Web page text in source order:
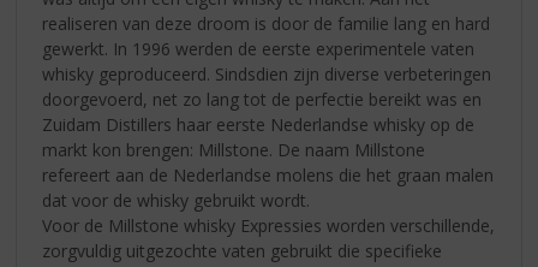
realiseren van deze droom is door de familie lang en hard
gewerkt. In 1996 werden de eerste experimentele vaten
whisky geproduceerd. Sindsdien zijn diverse verbeteringen
doorgevoerd, net zo lang tot de perfectie bereikt was en
Zuidam Distillers haar eerste Nederlandse whisky op de
markt kon brengen: Millstone. De naam Millstone
refereert aan de Nederlandse molens die het graan malen
dat voor de whisky gebruikt wordt.
Voor de Millstone whisky Expressies worden verschillende,
zorgvuldig uitgezochte vaten gebruikt die specifieke